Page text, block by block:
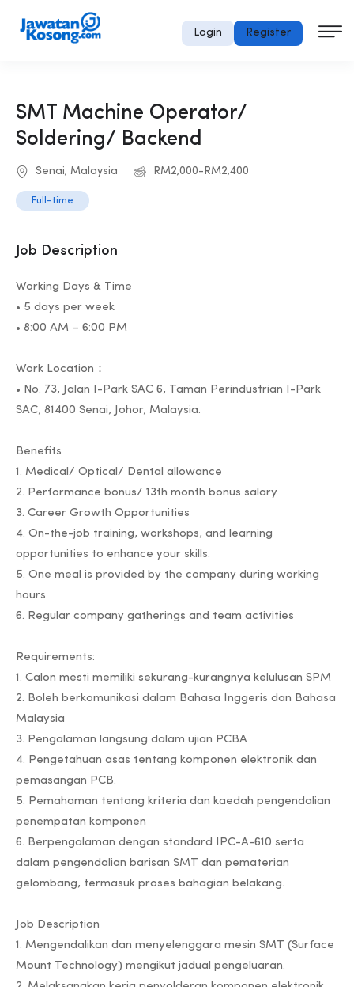
Login Register
SMT Machine Operator/
Soldering/ Backend
Senai, Malaysia RM2,000-RM2,400
Full-time
Job Description
Working Days & Time
• 5 days per week
• 8:00 AM – 6:00 PM
Work Location：
• No. 73, Jalan I-Park SAC 6, Taman Perindustrian I-Park
SAC, 81400 Senai, Johor, Malaysia.
Benefits
1. Medical/ Optical/ Dental allowance
2. Performance bonus/ 13th month bonus salary
3. Career Growth Opportunities
4. On-the-job training, workshops, and learning
opportunities to enhance your skills.
5. One meal is provided by the company during working
hours.
6. Regular company gatherings and team activities
Requirements:
1. Calon mesti memiliki sekurang-kurangnya kelulusan SPM
2. Boleh berkomunikasi dalam Bahasa Inggeris dan Bahasa
Malaysia
3. Pengalaman langsung dalam ujian PCBA
4. Pengetahuan asas tentang komponen elektronik dan
pemasangan PCB.
5. Pemahaman tentang kriteria dan kaedah pengendalian
penempatan komponen
6. Berpengalaman dengan standard IPC-A-610 serta
dalam pengendalian barisan SMT dan pematerian
gelombang, termasuk proses bahagian belakang.
Job Description
1. Mengendalikan dan menyelenggara mesin SMT (Surface
Mount Technology) mengikut jadual pengeluaran.